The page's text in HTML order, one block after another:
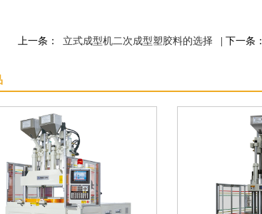
上一条： 立式成型机二次成型塑胶料的选择 | 下一条：